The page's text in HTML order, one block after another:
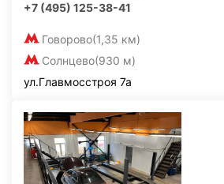
+7 (495) 125-38-41
Говорово(1,35 км)
Солнцево(930 м)
ул.Главмосстроя 7а